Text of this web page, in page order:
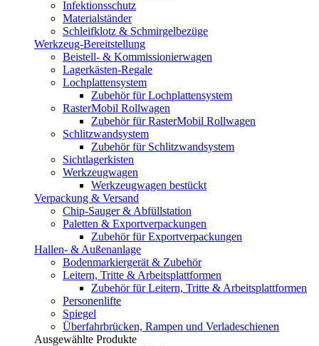
Infektionsschutz
Materialständer
Schleifklotz & Schmirgelbezüge
Werkzeug-Bereitstellung
Beistell- & Kommissionierwagen
Lagerkästen-Regale
Lochplattensystem
Zubehör für Lochplattensystem
RasterMobil Rollwagen
Zubehör für RasterMobil Rollwagen
Schlitzwandsystem
Zubehör für Schlitzwandsystem
Sichtlagerkisten
Werkzeugwagen
Werkzeugwagen bestückt
Verpackung & Versand
Chip-Sauger & Abfüllstation
Paletten & Exportverpackungen
Zubehör für Exportverpackungen
Hallen- & Außenanlage
Bodenmarkiergerät & Zubehör
Leitern, Tritte & Arbeitsplattformen
Zubehör für Leitern, Tritte & Arbeitsplattformen
Personenlifte
Spiegel
Überfahrbrücken, Rampen und Verladeschienen
Ausgewählte Produkte